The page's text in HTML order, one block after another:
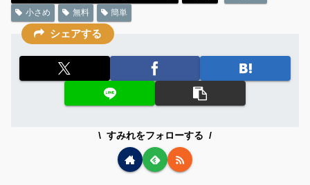
小さめ
無料 簡単
シェアする
すみれをフォローする